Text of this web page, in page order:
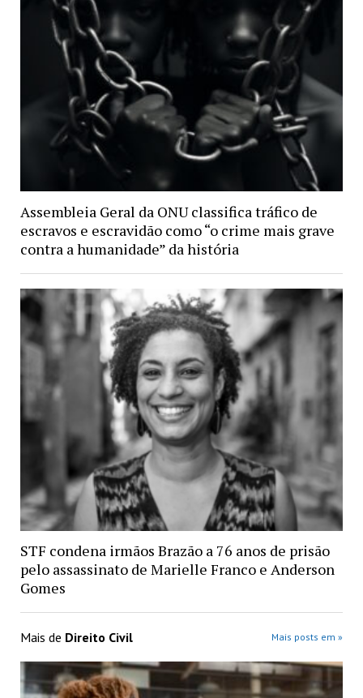
Assembleia Geral da ONU classifica tráfico de
escravos e escravidão como “o crime mais grave
contra a humanidade” da história
STF condena irmãos Brazão a 76 anos de prisão
pelo assassinato de Marielle Franco e Anderson
Gomes
Mais de Direito Civil Mais posts em »